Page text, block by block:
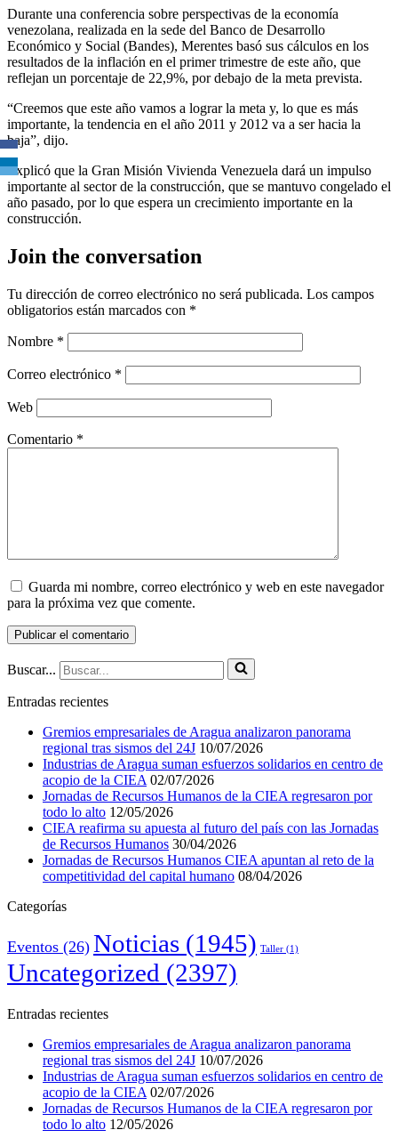
Durante una conferencia sobre perspectivas de la economía
venezolana, realizada en la sede del Banco de Desarrollo
Económico y Social (Bandes), Merentes basó sus cálculos en los
resultados de la inflación en el primer trimestre de este año, que
reflejan un porcentaje de 22,9%, por debajo de la meta prevista.
“Creemos que este año vamos a lograr la meta y, lo que es más
importante, la tendencia en el año 2011 y 2012 va a ser hacia la
baja”, dijo.
Explicó que la Gran Misión Vivienda Venezuela dará un impulso
importante al sector de la construcción, que se mantuvo congelado el
año pasado, por lo que espera un crecimiento importante en la
construcción.
Join the conversation
Tu dirección de correo electrónico no será publicada. Los campos
obligatorios están marcados con *
Nombre *
Correo electrónico *
Web
Comentario *
Guarda mi nombre, correo electrónico y web en este navegador
para la próxima vez que comente.
Buscar...
Entradas recientes
Gremios empresariales de Aragua analizaron panorama
regional tras sismos del 24J 10/07/2026
Industrias de Aragua suman esfuerzos solidarios en centro de
acopio de la CIEA 02/07/2026
Jornadas de Recursos Humanos de la CIEA regresaron por
todo lo alto 12/05/2026
CIEA reafirma su apuesta al futuro del país con las Jornadas
de Recursos Humanos 30/04/2026
Jornadas de Recursos Humanos CIEA apuntan al reto de la
competitividad del capital humano 08/04/2026
Categorías
Eventos (26) Noticias (1945) Taller (1)
Uncategorized (2397)
Entradas recientes
Gremios empresariales de Aragua analizaron panorama
regional tras sismos del 24J 10/07/2026
Industrias de Aragua suman esfuerzos solidarios en centro de
acopio de la CIEA 02/07/2026
Jornadas de Recursos Humanos de la CIEA regresaron por
todo lo alto 12/05/2026